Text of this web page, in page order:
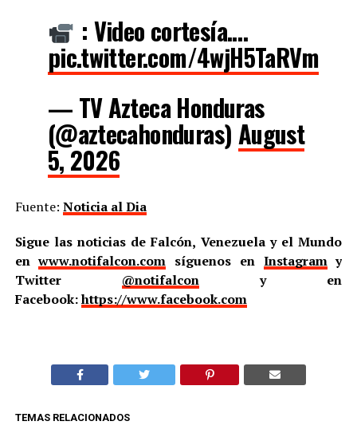
: Video cortesía.…
pic.twitter.com/4wjH5TaRVm
— TV Azteca Honduras
(@aztecahonduras) August
5, 2026
Fuente: Noticia al Dia
Sigue las noticias de Falcón, Venezuela y el Mundo
enwww.notifalcon.com síguenos en Instagramy
Twitter @notifalcony en
Facebook:https://www.facebook.com
TEMAS RELACIONADOS